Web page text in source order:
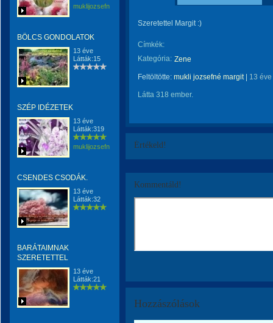
muklijozsefnemargit
BÖLCS GONDOLATOK
13 éve
Látták:15
SZÉP IDÉZETEK
13 éve
Látták:319
muklijozsefnemargit
CSENDES CSODÁK.
13 éve
Látták:32
BARÁTAIMNAK
SZERETETTEL
13 éve
Látták:21
Szeretettel Margit :)
Címkék:
Kategória: Zene
Feltöltötte: mukli jozsefné margit| 13 éve
Látta 318 ember.
Értékeld!
Kommentáld!
Hozzászólások